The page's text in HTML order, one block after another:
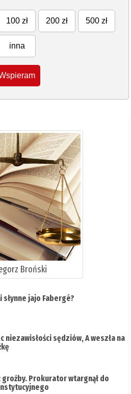
100 zł 200 zł 500 zł
inna
Broński
słynne jajo Fabergé?
niezawisłości sędziów, A weszła na
groźby. Prokurator wtargnął do